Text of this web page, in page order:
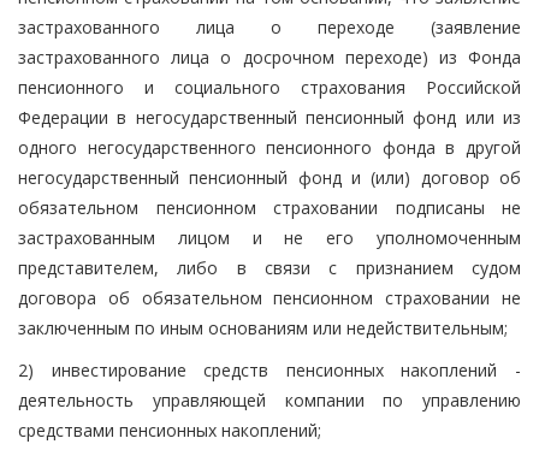
застрахованного лица о переходе (заявление
застрахованного лица о досрочном переходе) из Фонда
пенсионного и социального страхования Российской
Федерации в негосударственный пенсионный фонд или из
одного негосударственного пенсионного фонда в другой
негосударственный пенсионный фонд и (или) договор об
обязательном пенсионном страховании подписаны не
застрахованным лицом и не его уполномоченным
представителем, либо в связи с признанием судом
договора об обязательном пенсионном страховании не
заключенным по иным основаниям или недействительным;
2) инвестирование средств пенсионных накоплений -
деятельность управляющей компании по управлению
средствами пенсионных накоплений;